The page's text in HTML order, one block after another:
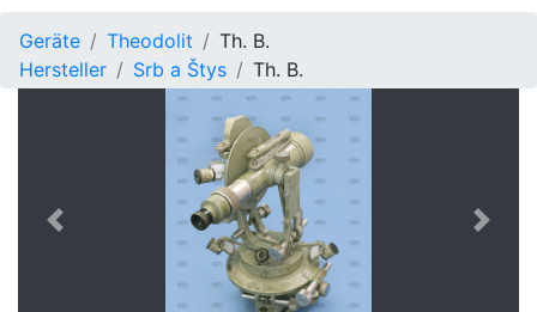
Geräte Theodolit
Th. B.
Hersteller
Srb a Štys Th. B.
Vorherige